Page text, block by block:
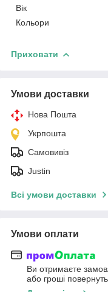
Вік
Кольори
Приховати
Умови доставки
Нова Пошта
Укрпошта
Самовивіз
Justin
Всі умови доставки
Умови оплати
Ви отримаєте
або гроші